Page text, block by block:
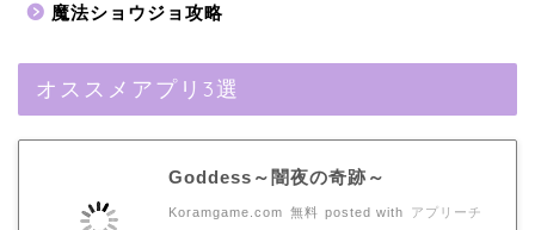
魔法ショウジョ攻略
オススメアプリ3選
Goddess～闇夜の奇跡～
Koramgame.com 無料 posted with アプリーチ